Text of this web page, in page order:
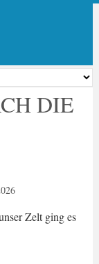
DIE
Zelt ging es